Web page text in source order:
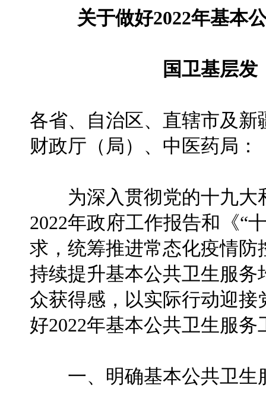
关于做好2022年基本
国卫基层发
各省、自治区、直辖市及
财政厅（局）、中医药局：
为深入贯彻党的十九大
2022年政府工作报告和《“
求，统筹推进常态化疫情
持续提升基本公共卫生服
众获得感，以实际行动迎
好2022年基本公共卫生服
一、明确基本公共卫生